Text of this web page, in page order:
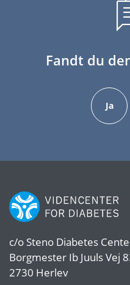
Fandt du
Ja
c/o Steno Diabetes
Borgmester Ib Juuls Vej
2730 Herlev